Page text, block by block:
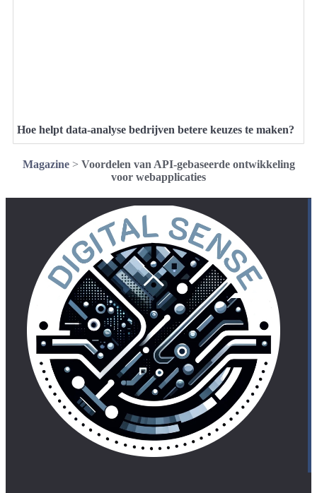
Hoe helpt data-analyse bedrijven betere keuzes te maken?
Magazine> Voordelen van API-gebaseerde ontwikkeling
voor webapplicaties